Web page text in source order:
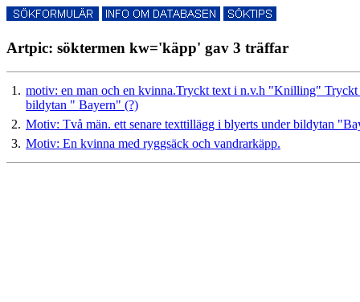
Artpic: söktermen kw='käpp' gav 3 träffar
1. motiv: en man och en kvinna.Tryckt text i n.v.h "Knilling"
bildytan " Bayern" (?)
2. Motiv: Två män. ett senare texttillägg i blyerts under bildytan
3. Motiv: En kvinna med ryggsäck och vandrarkäpp.